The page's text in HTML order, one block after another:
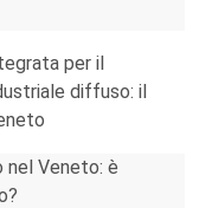
per il
diffuso: il
nel Veneto: è